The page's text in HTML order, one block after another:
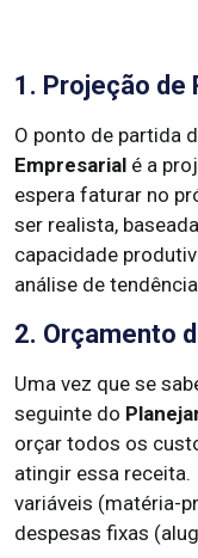
1. Projeção de
O ponto de partida
Empresarial é a
espera faturar no
ser realista,
capacidade
análise de
2. Orçamento
Uma vez que se
seguinte do
orçar todos os
atingir essa
variáveis (matéria-
despesas fixas